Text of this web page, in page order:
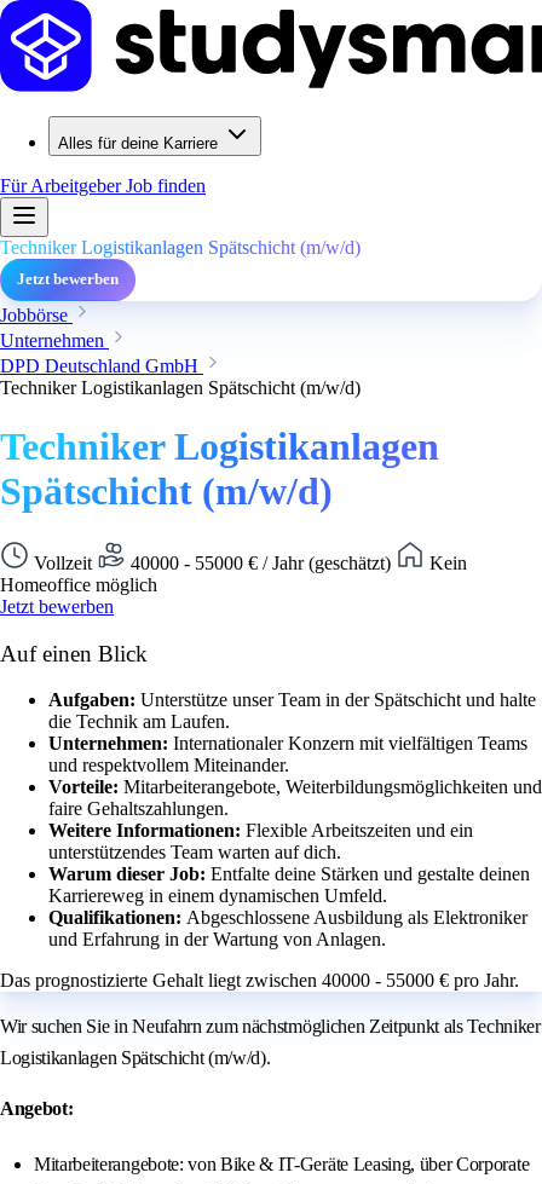
Alles für deine Karriere
Für ArbeitgeberJob finden
Techniker Logistikanlagen Spätschicht (m/w/d)
Jetzt bewerben
Jobbörse
Unternehmen
DPD Deutschland GmbH
Techniker Logistikanlagen Spätschicht (m/w/d)
Techniker Logistikanlagen
Spätschicht (m/w/d)
Vollzeit 40000 - 55000 € / Jahr (geschätzt)
Kein
Homeoffice möglich
Jetzt bewerben
Auf einen Blick
Aufgaben: Unterstütze unser Team in der Spätschicht und halte
die Technik am Laufen.
Unternehmen: Internationaler Konzern mit vielfältigen Teams
und respektvollem Miteinander.
Vorteile: Mitarbeiterangebote, Weiterbildungsmöglichkeiten und
faire Gehaltszahlungen.
Weitere Informationen: Flexible Arbeitszeiten und ein
unterstützendes Team warten auf dich.
Warum dieser Job: Entfalte deine Stärken und gestalte deinen
Karriereweg in einem dynamischen Umfeld.
Qualifikationen: Abgeschlossene Ausbildung als Elektroniker
und Erfahrung in der Wartung von Anlagen.
Das prognostizierte Gehalt liegt zwischen 40000 - 55000 € pro Jahr.
Wir suchen Sie in Neufahrn zum nächstmöglichen Zeitpunkt als Techniker
Logistikanlagen Spätschicht (m/w/d).
Angebot:
Mitarbeiterangebote: von Bike & IT-Geräte Leasing, über Corporate